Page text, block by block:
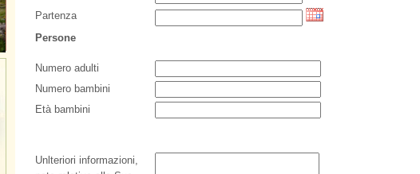
Partenza
Persone
Numero adulti
Numero bambini
Età bambini
Unlteriori informazioni,